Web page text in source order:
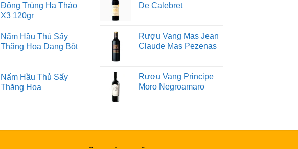
Đông Trùng Hạ Thảo
X3 120gr
Nấm Hầu Thủ Sấy
Thăng Hoa Dạng Bột
Nấm Hầu Thủ Sấy
Thăng Hoa
De Calebret
Rượu Vang Mas Jean
Claude Mas Pezenas
Rượu Vang Principe
Moro Negroamaro